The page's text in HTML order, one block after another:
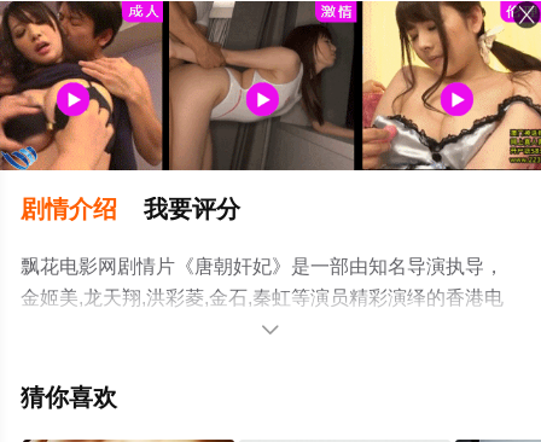
剧情介绍 我要评分
飘花电影网剧情片《唐朝奸妃》是一部由知名导演执导，
金姬美,龙天翔,洪彩菱,金石,秦虹等演员精彩演绎的香港电
影，手机免费观看高清未删减完整版电影大全就上飘花影
平台了解。

猜你喜欢